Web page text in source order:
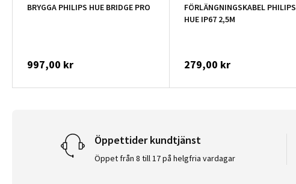
BRYGGA PHILIPS HUE BRIDGE PRO
997,00 kr
FÖRLÄNGNINGSKABEL PHILIPS
HUE IP67 2,5M
279,00 kr
Öppettider kundtjänst
Öppet från 8 till 17 på helgfria vardagar